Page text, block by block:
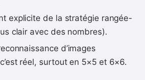
explicite de la stratégie rangée-
clair avec des nombres).
d’images
réel, surtout en 5×5 et 6×6.